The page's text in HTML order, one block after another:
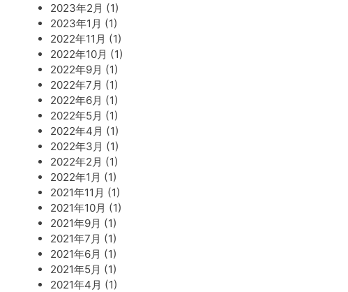
2023年2月 (1)
2023年1月 (1)
2022年11月 (1)
2022年10月 (1)
2022年9月 (1)
2022年7月 (1)
2022年6月 (1)
2022年5月 (1)
2022年4月 (1)
2022年3月 (1)
2022年2月 (1)
2022年1月 (1)
2021年11月 (1)
2021年10月 (1)
2021年9月 (1)
2021年7月 (1)
2021年6月 (1)
2021年5月 (1)
2021年4月 (1)